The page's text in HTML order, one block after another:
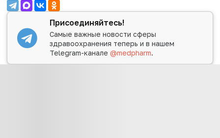
Присоединяйтесь!
Самые важные новости сферы
здравоохранения теперь и в нашем
Telegram-канале@medpharm.